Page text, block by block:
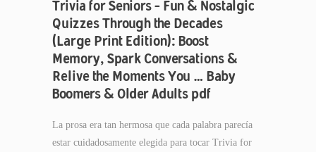
Trivia for Seniors – Fun & Nostalgic
Quizzes Through the Decades
(Large Print Edition): Boost
Memory, Spark Conversations &
Relive the Moments You … Baby
Boomers & Older Adults pdf
La prosa era tan hermosa que cada palabra parecía
estar cuidadosamente elegida para tocar Trivia for